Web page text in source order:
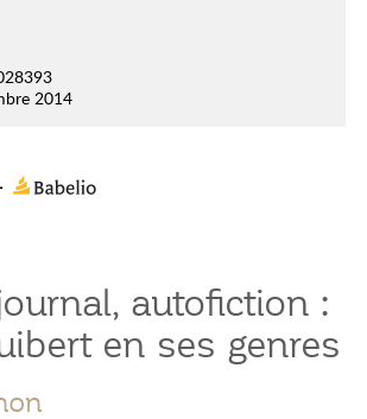
2014
autofiction :
en ses genres